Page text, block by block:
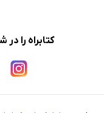
کتابراه را